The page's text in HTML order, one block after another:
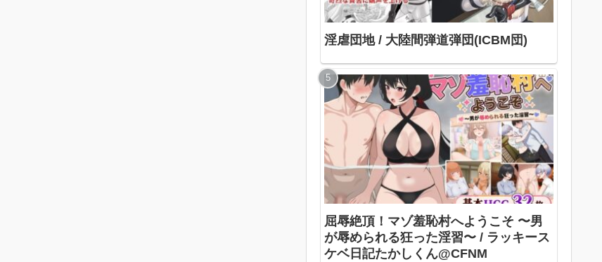
淫虐団地 / 大陸間弾道弾団(ICBM団)
屈辱絶頂！マゾ羞恥村へようこそ 〜男
が辱められる狂った淫習〜 / ラッキース
ケベ日記たかしくん@CFNM